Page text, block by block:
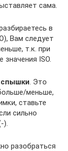
сама.
в
Вам следует
т.к. при
ISO.
. Это
меньше,
ставьте
сильно
).
разобраться